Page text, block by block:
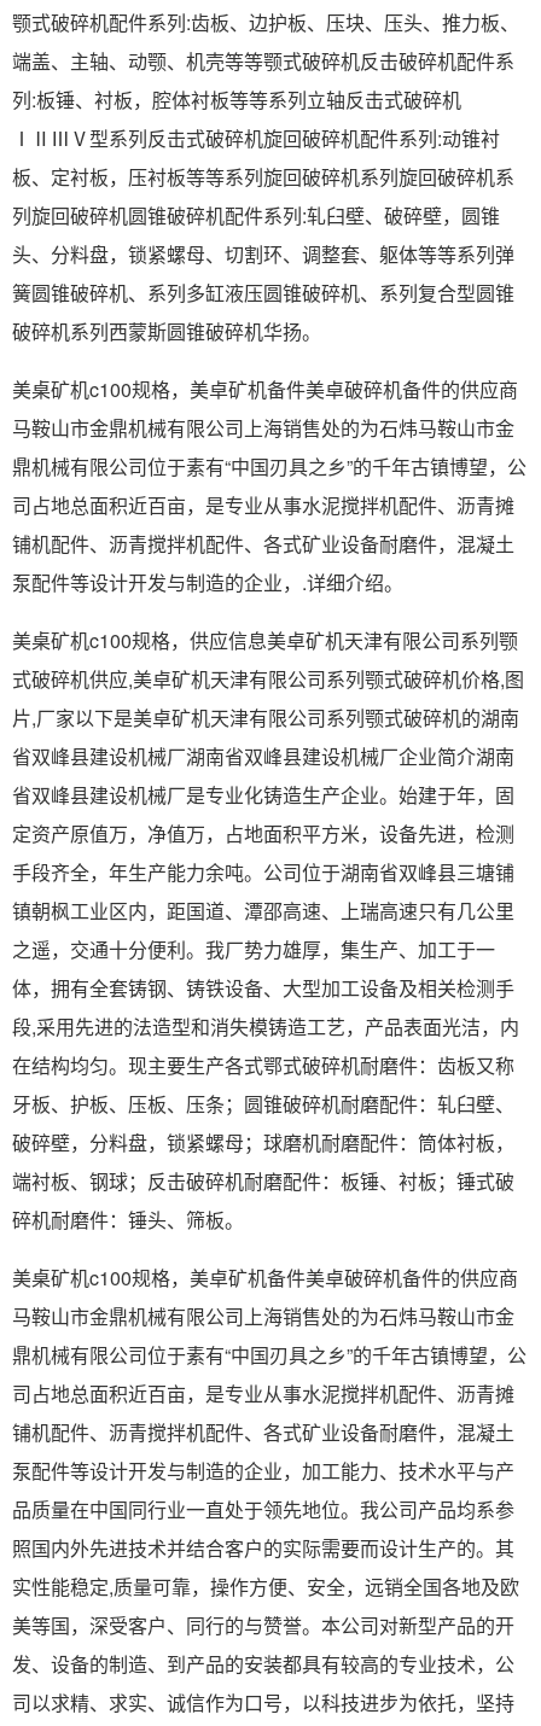
颚式破碎机配件系列:齿板、边护板、压块、压头、推力板、
端盖、主轴、动颚、机壳等等颚式破碎机反击破碎机配件系
列:板锤、衬板，腔体衬板等等系列立轴反击式破碎机
ⅠⅡⅢⅤ型系列反击式破碎机旋回破碎机配件系列:动锥衬
板、定衬板，压衬板等等系列旋回破碎机系列旋回破碎机系
列旋回破碎机圆锥破碎机配件系列:轧臼壁、破碎壁，圆锥
头、分料盘，锁紧螺母、切割环、调整套、躯体等等系列弹
簧圆锥破碎机、系列多缸液压圆锥破碎机、系列复合型圆锥
破碎机系列西蒙斯圆锥破碎机华扬。
美桌矿机c100规格，美卓矿机备件美卓破碎机备件的供应商
马鞍山市金鼎机械有限公司上海销售处的为石炜马鞍山市金
鼎机械有限公司位于素有“中国刃具之乡”的千年古镇博望，公
司占地总面积近百亩，是专业从事水泥搅拌机配件、沥青摊
铺机配件、沥青搅拌机配件、各式矿业设备耐磨件，混凝土
泵配件等设计开发与制造的企业，.详细介绍。
美桌矿机c100规格，供应信息美卓矿机天津有限公司系列颚
式破碎机供应,美卓矿机天津有限公司系列颚式破碎机价格,图
片,厂家以下是美卓矿机天津有限公司系列颚式破碎机的湖南
省双峰县建设机械厂湖南省双峰县建设机械厂企业简介湖南
省双峰县建设机械厂是专业化铸造生产企业。始建于年，固
定资产原值万，净值万，占地面积平方米，设备先进，检测
手段齐全，年生产能力余吨。公司位于湖南省双峰县三塘铺
镇朝枫工业区内，距国道、潭邵高速、上瑞高速只有几公里
之遥，交通十分便利。我厂势力雄厚，集生产、加工于一
体，拥有全套铸钢、铸铁设备、大型加工设备及相关检测手
段,采用先进的法造型和消失模铸造工艺，产品表面光洁，内
在结构均匀。现主要生产各式鄂式破碎机耐磨件：齿板又称
牙板、护板、压板、压条；圆锥破碎机耐磨配件：轧臼壁、
破碎壁，分料盘，锁紧螺母；球磨机耐磨配件：筒体衬板，
端衬板、钢球；反击破碎机耐磨配件：板锤、衬板；锤式破
碎机耐磨件：锤头、筛板。
美桌矿机c100规格，美卓矿机备件美卓破碎机备件的供应商
马鞍山市金鼎机械有限公司上海销售处的为石炜马鞍山市金
鼎机械有限公司位于素有“中国刃具之乡”的千年古镇博望，公
司占地总面积近百亩，是专业从事水泥搅拌机配件、沥青摊
铺机配件、沥青搅拌机配件、各式矿业设备耐磨件，混凝土
泵配件等设计开发与制造的企业，加工能力、技术水平与产
品质量在中国同行业一直处于领先地位。我公司产品均系参
照国内外先进技术并结合客户的实际需要而设计生产的。其
实性能稳定,质量可靠，操作方便、安全，远销全国各地及欧
美等国，深受客户、同行的与赞誉。本公司对新型产品的开
发、设备的制造、到产品的安装都具有较高的专业技术，公
司以求精、求实、诚信作为口号，以科技进步为依托，坚持